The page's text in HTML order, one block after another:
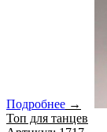
Подробнее →
Топ для танцев